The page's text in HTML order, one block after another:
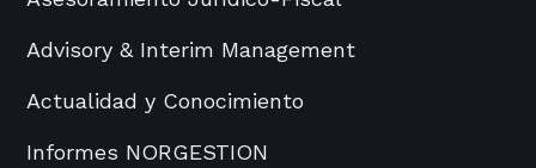
Advisory & Interim Management
Actualidad y Conocimiento
Informes NORGESTION